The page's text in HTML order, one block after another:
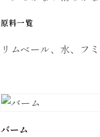
原料一覧
リムベール、水、フ
バーム